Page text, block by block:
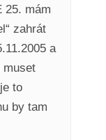
25. mám
zahrát
a
muset
to
by tam